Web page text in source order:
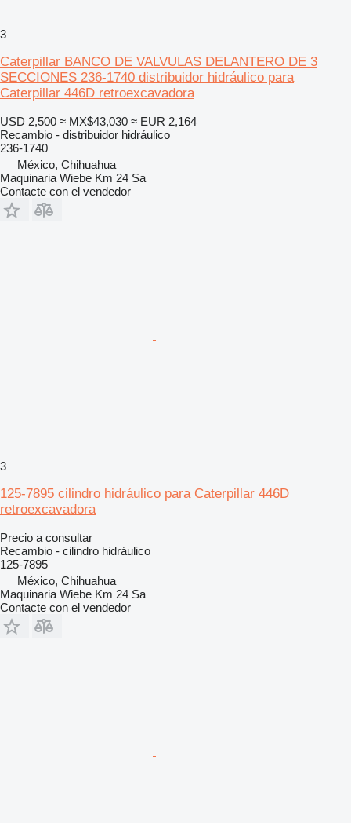
3
Caterpillar BANCO DE VALVULAS DELANTERO DE 3
SECCIONES 236-1740 distribuidor hidráulico para
Caterpillar 446D retroexcavadora
USD 2,500 ≈ MX$43,030 ≈ EUR 2,164
Recambio - distribuidor hidráulico
236-1740
México, Chihuahua
Maquinaria Wiebe Km 24 Sa
Contacte con el vendedor
3
125-7895 cilindro hidráulico para Caterpillar 446D
retroexcavadora
Precio a consultar
Recambio - cilindro hidráulico
125-7895
México, Chihuahua
Maquinaria Wiebe Km 24 Sa
Contacte con el vendedor